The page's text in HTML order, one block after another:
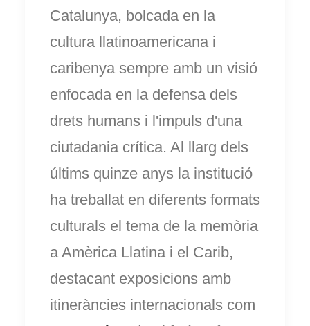
Catalunya, bolcada en la
cultura llatinoamericana i
caribenya sempre amb un visió
enfocada en la defensa dels
drets humans i l'impuls d'una
ciutadania crítica. Al llarg dels
últims quinze anys la institució
ha treballat en diferents formats
culturals el tema de la memòria
a Amèrica Llatina i el Carib,
destacant exposicions amb
itineràncies internacionals com